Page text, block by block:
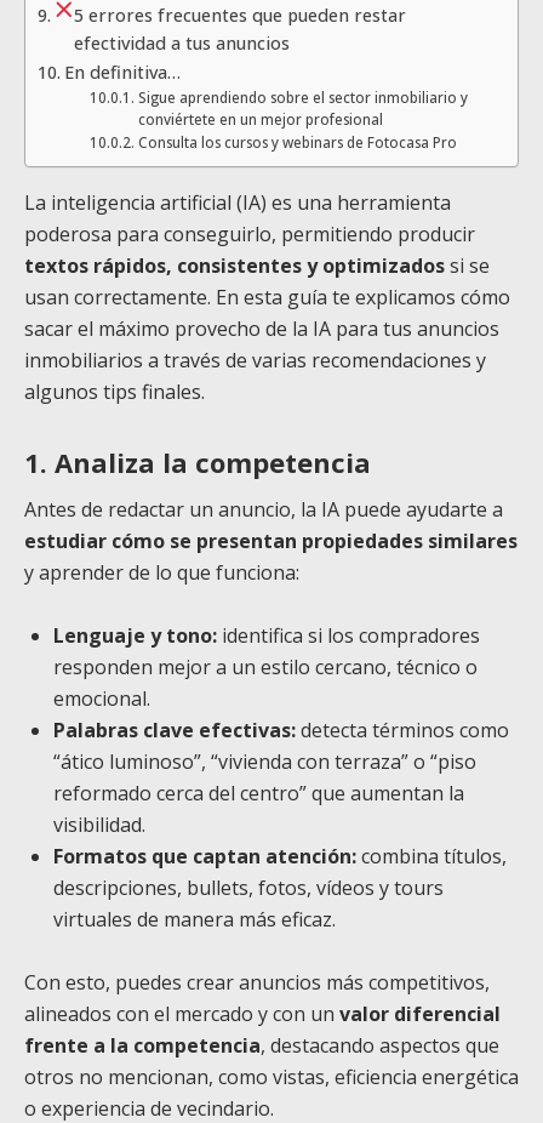
5 errores frecuentes que pueden restar
efectividad a tus anuncios
En definitiva…
Sigue aprendiendo sobre el sector inmobiliario y
conviértete en un mejor profesional
Consulta los cursos y webinars de Fotocasa Pro
La inteligencia artificial (IA) es una herramienta
poderosa para conseguirlo, permitiendo producir
textos rápidos, consistentes y optimizadossi se
usan correctamente. En esta guía te explicamos cómo
sacar el máximo provecho de la IA para tus anuncios
inmobiliarios a través de varias recomendaciones y
algunos tips finales.
1. Analiza la competencia
Antes de redactar un anuncio, la IA puede ayudarte a
estudiar cómo se presentan propiedades similares
y aprender de lo que funciona:
Lenguaje y tono: identifica si los compradores
responden mejor a un estilo cercano, técnico o
emocional.
Palabras clave efectivas:detecta términos como
“ático luminoso”, “vivienda con terraza” o “piso
reformado cerca del centro” que aumentan la
visibilidad.
Formatos que captan atención:combina títulos,
descripciones, bullets, fotos, vídeos y tours
virtuales de manera más eficaz.
Con esto, puedes crear anuncios más competitivos,
alineados con el mercado y con un valor diferencial
frente a la competencia, destacando aspectos que
otros no mencionan, como vistas, eficiencia energética
o experiencia de vecindario.